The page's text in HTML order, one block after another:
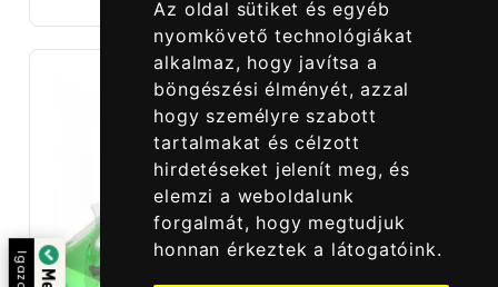
Az oldal sütiket és egyéb
nyomkövető technológiákat
alkalmaz, hogy javítsa a
böngészési élményét, azzal
hogy személyre szabott
tartalmakat és célzott
hirdetéseket jelenít meg, és
elemzi a weboldalunk
forgalmát, hogy megtudjuk
honnan érkeztek a látogatóink.